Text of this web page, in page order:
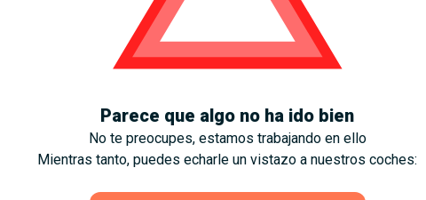
Parece que algo no ha ido bien
No te preocupes, estamos trabajando en ello
Mientras tanto, puedes echarle un vistazo a nuestros coches: